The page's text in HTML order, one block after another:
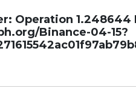
Operation 1.248644
Binance-04-15?